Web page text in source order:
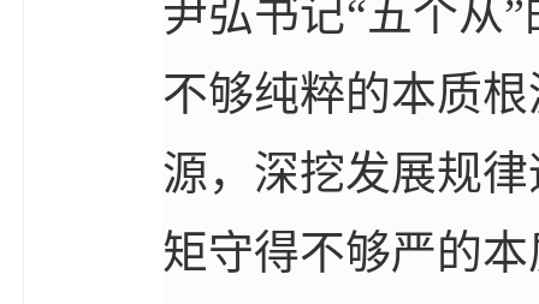
尹弘书记“五个从
不够纯粹的本质
源，深挖发展规
矩守得不够严的